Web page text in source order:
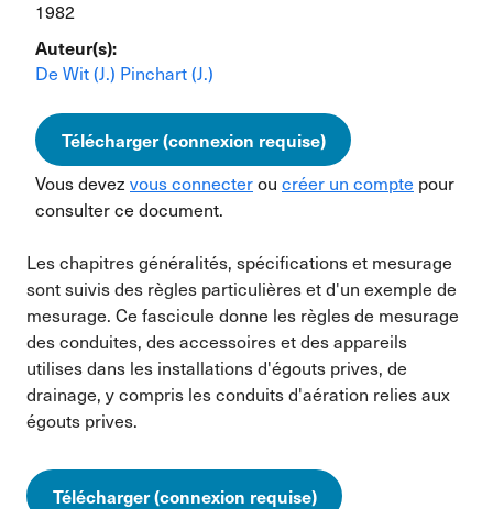
1982
Auteur(s):
De Wit (J.) Pinchart (J.)
Télécharger (connexion requise)
Vous devez vous connecterou créer un compte pour
consulter ce document.
Les chapitres généralités, spécifications et mesurage
sont suivis des règles particulières et d'un exemple de
mesurage. Ce fascicule donne les règles de mesurage
des conduites, des accessoires et des appareils
utilises dans les installations d'égouts prives, de
drainage, y compris les conduits d'aération relies aux
égouts prives.
Télécharger (connexion requise)